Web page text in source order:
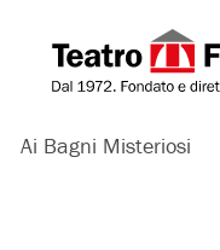
Ai Bagni Misteriosi